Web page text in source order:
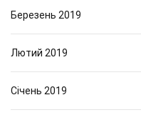
Березень 2019
Лютий 2019
Січень 2019